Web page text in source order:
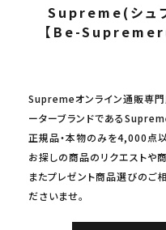
Supreme(シュ
【Be-Supremer(
Supremeオンライン通販専門
ーターブランドである
正規品・本物のみを4,000点
お探しの商品のリクエストや
またプレゼント商品選びのご
ださいませ。